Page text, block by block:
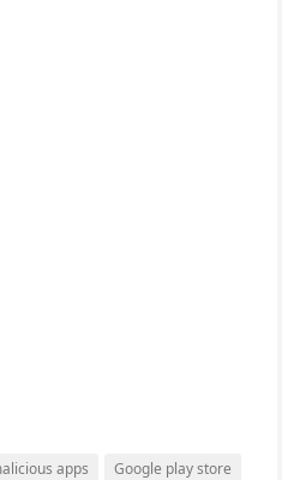
apps
Google play store